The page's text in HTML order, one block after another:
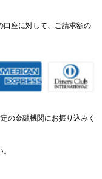
口座に対して、ご請求額の
の金融機関にお振り込みく